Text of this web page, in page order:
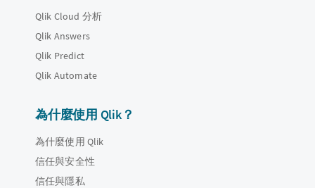
Qlik Cloud 分析
Qlik Answers
Qlik Predict
Qlik Automate
為什麼使用 Qlik？
為什麼使用 Qlik
信任與安全性
信任與隱私